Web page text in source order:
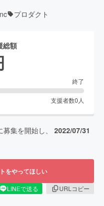
プロダクト
総額
終了
支援者数0 人
募集を開始し、 2022/07/31
をやってほしい
LINEで送る
URLコピー